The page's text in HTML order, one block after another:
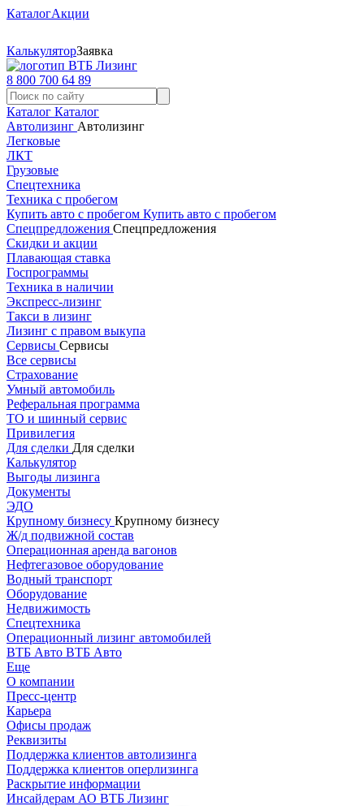
КаталогАкции
КалькуляторЗаявка
8 800 700 64 89
Каталог Каталог
Автолизинг Автолизинг
Легковые
ЛКТ
Грузовые
Спецтехника
Техника с пробегом
Купить авто с пробегом Купить авто с пробегом
Спецпредложения Спецпредложения
Скидки и акции
Плавающая ставка
Госпрограммы
Техника в наличии
Экспресс-лизинг
Такси в лизинг
Лизинг с правом выкупа
Сервисы Сервисы
Все сервисы
Страхование
Умный автомобиль
Реферальная программа
ТО и шинный сервис
Привилегия
Для сделки Для сделки
Калькулятор
Выгоды лизинга
Документы
ЭДО
Крупному бизнесу Крупному бизнесу
Ж/д подвижной состав
Операционная аренда вагонов
Нефтегазовое оборудование
Водный транспорт
Оборудование
Недвижимость
Спецтехника
Операционный лизинг автомобилей
ВТБ Авто ВТБ Авто
Еще
О компании
Пресс-центр
Карьера
Офисы продаж
Реквизиты
Поддержка клиентов автолизинга
Поддержка клиентов оперлизинга
Раскрытие информации
Инсайдерам АО ВТБ Лизинг